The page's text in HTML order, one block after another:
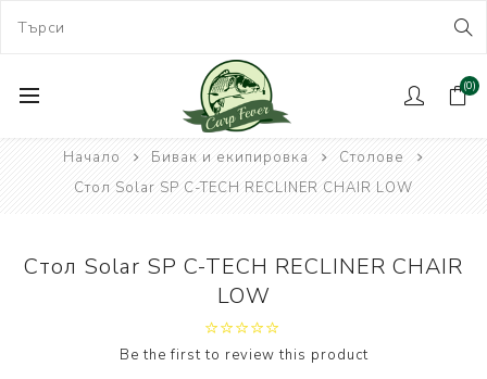
(0)
Начало Бивак и екипировка
Столове
Стол Solar SP C-TECH RECLINER CHAIR LOW
Стол Solar SP C-TECH RECLINER CHAIR
LOW
Be the first to review this product